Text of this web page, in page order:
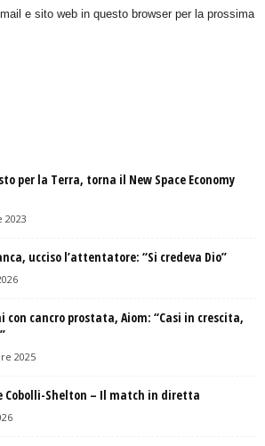
e sito web in questo browser per la prossima
per la Terra, torna il New Space Economy
2023
ucciso l’attentatore: “Si credeva Dio”
cancro prostata, Aiom: “Casi in crescita,
2025
Cobolli-Shelton – Il match in diretta